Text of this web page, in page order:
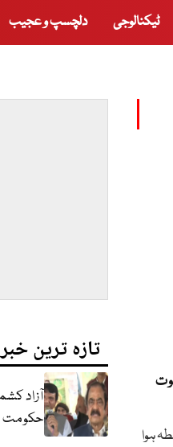
ٹیکنالوجی دلچسپ و عجیب
ہوا
تازہ ترین
آزاد
حکومت